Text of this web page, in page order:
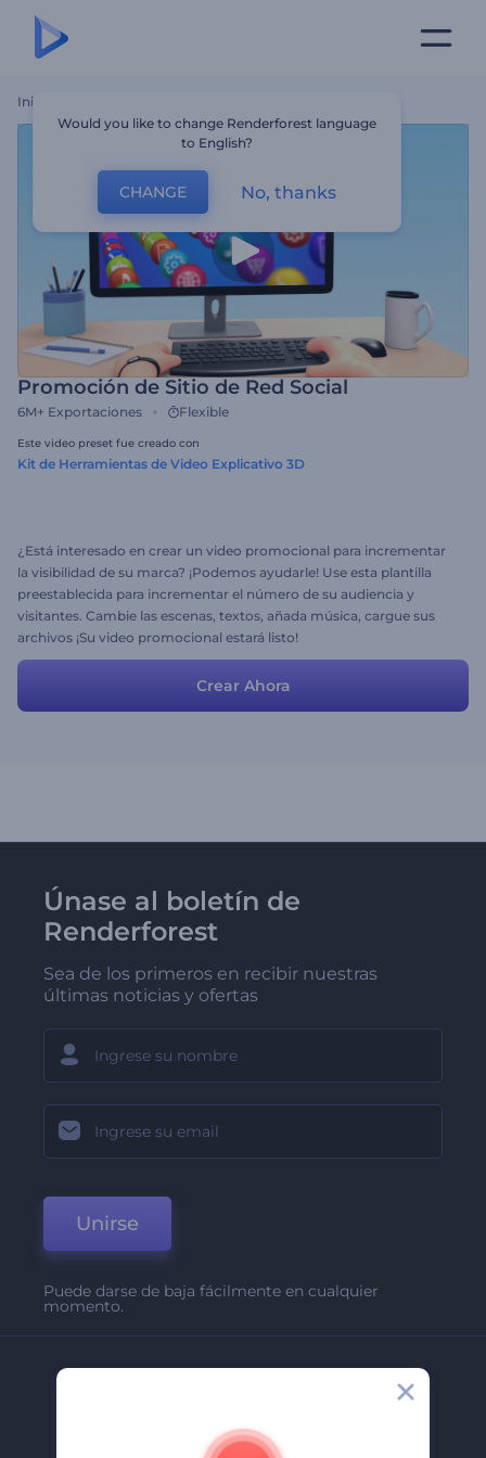
Inicio
Promoción de Sitio de Red Social
6M+ Exportaciones Flexible
Este video preset fue creado con
Kit de Herramientas de Video Explicativo 3D
¿Está interesado en crear un video promocional para incrementar
la visibilidad de su marca? ¡Podemos ayudarle! Use esta plantilla
preestablecida para incrementar el número de su audiencia y
visitantes. Cambie las escenas, textos, añada música, cargue sus
archivos ¡Su video promocional estará listo!
Crear Ahora
Únase al boletín de
Renderforest
Sea de los primeros en recibir nuestras
últimas noticias y ofertas
Unirse
Puede darse de baja fácilmente en cualquier
momento.
Would you like to change Renderforest language
to English?
CHANGE No, thanks